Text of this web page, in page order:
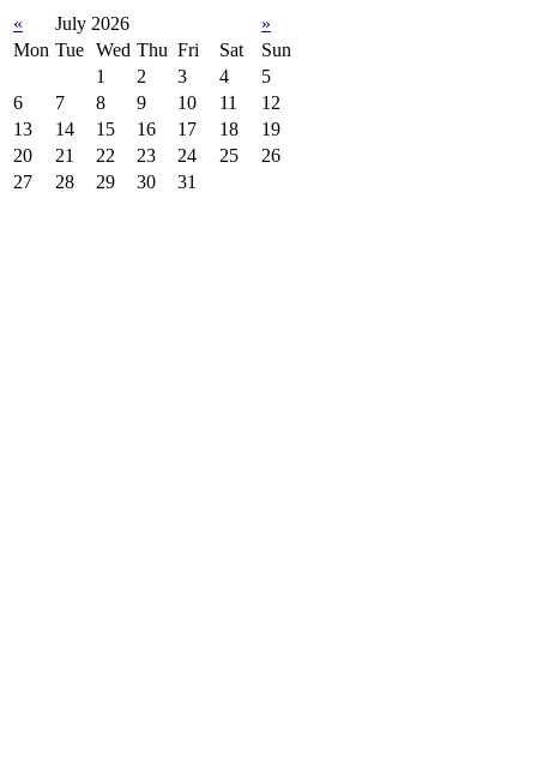
« July 2026
»
Mon Tue Wed Thu Fri Sat
Sun
1
2 3 4
5
6
7 8 9 10 11
12
13
14 15 16 17 18
19
20
21 22 23 24 25
26
27
28 29 30 31